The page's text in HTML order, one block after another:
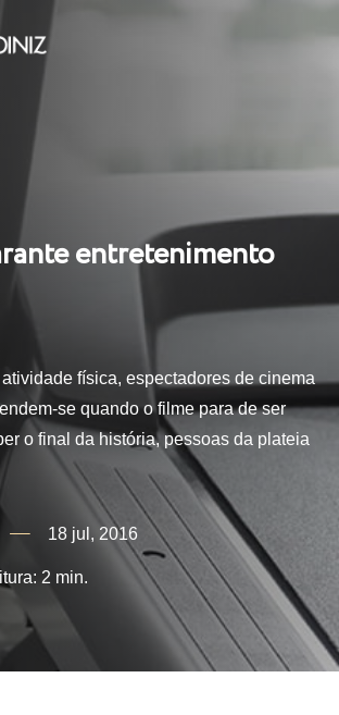
entretenimento
física, espectadores de cinema
se quando o filme para de ser
o final da história, pessoas da plateia
18 jul, 2016
2 min.